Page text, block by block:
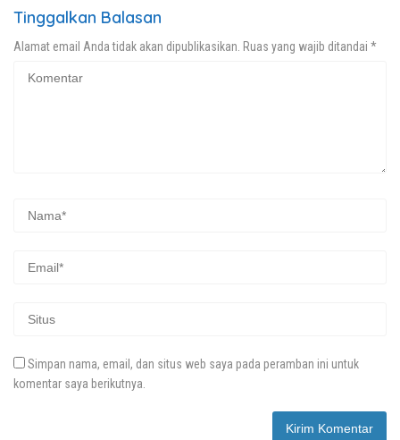
Tinggalkan Balasan
Alamat email Anda tidak akan dipublikasikan. Ruas yang wajib ditandai *
Simpan nama, email, dan situs web saya pada peramban ini untuk
komentar saya berikutnya.